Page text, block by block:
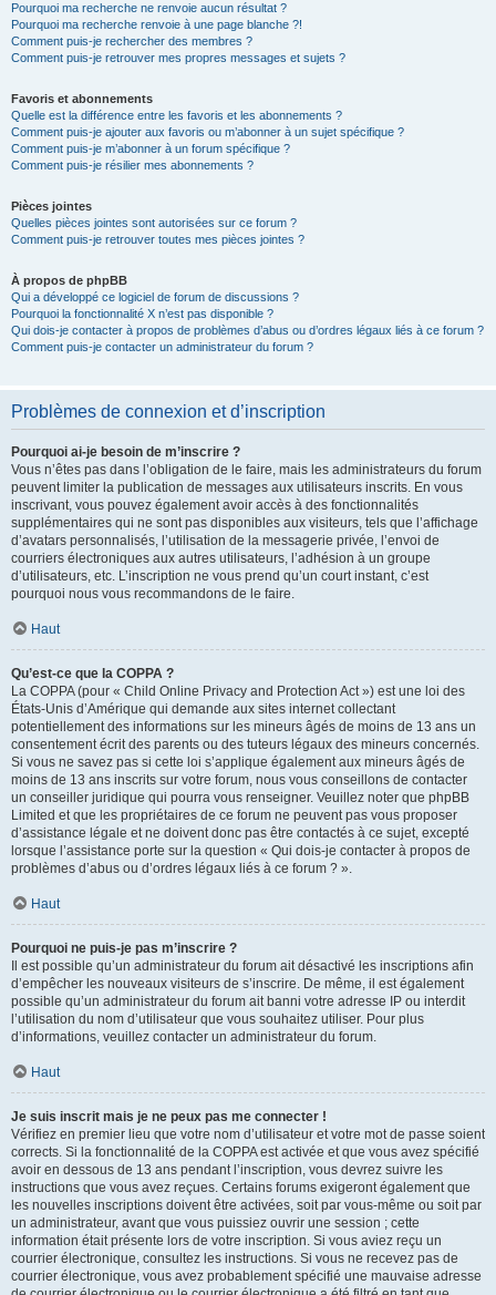
Pourquoi ma recherche ne renvoie aucun résultat ?
Pourquoi ma recherche renvoie à une page blanche ?!
Comment puis-je rechercher des membres ?
Comment puis-je retrouver mes propres messages et sujets ?
Favoris et abonnements
Quelle est la différence entre les favoris et les abonnements ?
Comment puis-je ajouter aux favoris ou m’abonner à un sujet spécifique ?
Comment puis-je m’abonner à un forum spécifique ?
Comment puis-je résilier mes abonnements ?
Pièces jointes
Quelles pièces jointes sont autorisées sur ce forum ?
Comment puis-je retrouver toutes mes pièces jointes ?
À propos de phpBB
Qui a développé ce logiciel de forum de discussions ?
Pourquoi la fonctionnalité X n’est pas disponible ?
Qui dois-je contacter à propos de problèmes d’abus ou d’ordres légaux liés à ce forum ?
Comment puis-je contacter un administrateur du forum ?
Problèmes de connexion et d’inscription
Pourquoi ai-je besoin de m’inscrire ?
Vous n’êtes pas dans l’obligation de le faire, mais les administrateurs du forum
peuvent limiter la publication de messages aux utilisateurs inscrits. En vous
inscrivant, vous pouvez également avoir accès à des fonctionnalités
supplémentaires qui ne sont pas disponibles aux visiteurs, tels que l’affichage
d’avatars personnalisés, l’utilisation de la messagerie privée, l’envoi de
courriers électroniques aux autres utilisateurs, l’adhésion à un groupe
d’utilisateurs, etc. L’inscription ne vous prend qu’un court instant, c’est
pourquoi nous vous recommandons de le faire.
Haut
Qu’est-ce que la COPPA ?
La COPPA (pour « Child Online Privacy and Protection Act ») est une loi des
États-Unis d’Amérique qui demande aux sites internet collectant
potentiellement des informations sur les mineurs âgés de moins de 13 ans un
consentement écrit des parents ou des tuteurs légaux des mineurs concernés.
Si vous ne savez pas si cette loi s’applique également aux mineurs âgés de
moins de 13 ans inscrits sur votre forum, nous vous conseillons de contacter
un conseiller juridique qui pourra vous renseigner. Veuillez noter que phpBB
Limited et que les propriétaires de ce forum ne peuvent pas vous proposer
d’assistance légale et ne doivent donc pas être contactés à ce sujet, excepté
lorsque l’assistance porte sur la question « Qui dois-je contacter à propos de
problèmes d’abus ou d’ordres légaux liés à ce forum ? ».
Haut
Pourquoi ne puis-je pas m’inscrire ?
Il est possible qu’un administrateur du forum ait désactivé les inscriptions afin
d’empêcher les nouveaux visiteurs de s’inscrire. De même, il est également
possible qu’un administrateur du forum ait banni votre adresse IP ou interdit
l’utilisation du nom d’utilisateur que vous souhaitez utiliser. Pour plus
d’informations, veuillez contacter un administrateur du forum.
Haut
Je suis inscrit mais je ne peux pas me connecter !
Vérifiez en premier lieu que votre nom d’utilisateur et votre mot de passe soient
corrects. Si la fonctionnalité de la COPPA est activée et que vous avez spécifié
avoir en dessous de 13 ans pendant l’inscription, vous devrez suivre les
instructions que vous avez reçues. Certains forums exigeront également que
les nouvelles inscriptions doivent être activées, soit par vous-même ou soit par
un administrateur, avant que vous puissiez ouvrir une session ; cette
information était présente lors de votre inscription. Si vous aviez reçu un
courrier électronique, consultez les instructions. Si vous ne recevez pas de
courrier électronique, vous avez probablement spécifié une mauvaise adresse